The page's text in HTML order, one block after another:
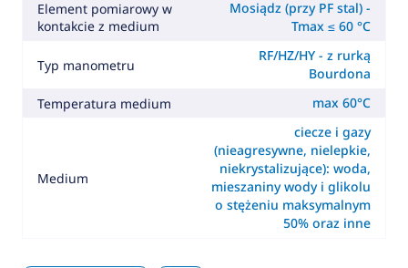
Element pomiarowy w
kontakcie z medium
Mosiądz (przy PF stal) -
Tmax ≤ 60 °C
Typ manometru
RF/HZ/HY - z rurką
Bourdona
Temperatura medium
max 60°C
Medium
ciecze i gazy
(nieagresywne, nielepkie,
niekrystalizujące): woda,
mieszaniny wody i glikolu
o stężeniu maksymalnym
50% oraz inne